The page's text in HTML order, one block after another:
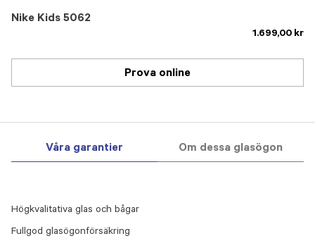
Nike Kids 5062
1.699,00 kr
Prova online
Våra garantier Om dessa glasögon
Högkvalitativa glas och bågar
Fullgod glasögonförsäkring